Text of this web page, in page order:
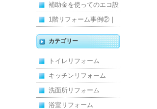
維持｜施工事例
みを解消！賃貸マンショ
ン防水工事
補助金を使ってのエコ設
備住宅リフォーム
1階リフォーム事例②｜
キッチン・床・収納を一
新し、扉新設で動線を整
えた全面改修
カテゴリー
トイレリフォーム
キッチンリフォーム
洗面所リフォーム
浴室リフォーム